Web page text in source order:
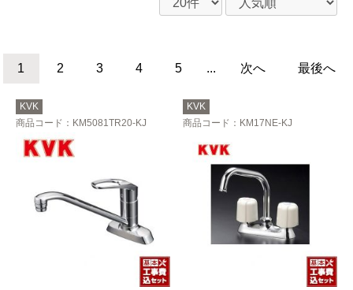
1 2 3 4 5 ... 次へ 最後へ
KVK
商品コード ：KM5081TR20-KJ
KVK
商品コード ：KM17NE-KJ